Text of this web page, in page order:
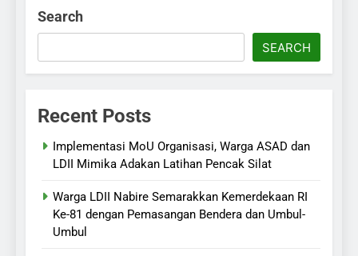
Search
SEARCH
Recent Posts
Implementasi MoU Organisasi, Warga ASAD dan
LDII Mimika Adakan Latihan Pencak Silat
Warga LDII Nabire Semarakkan Kemerdekaan RI
Ke-81 dengan Pemasangan Bendera dan Umbul-
Umbul